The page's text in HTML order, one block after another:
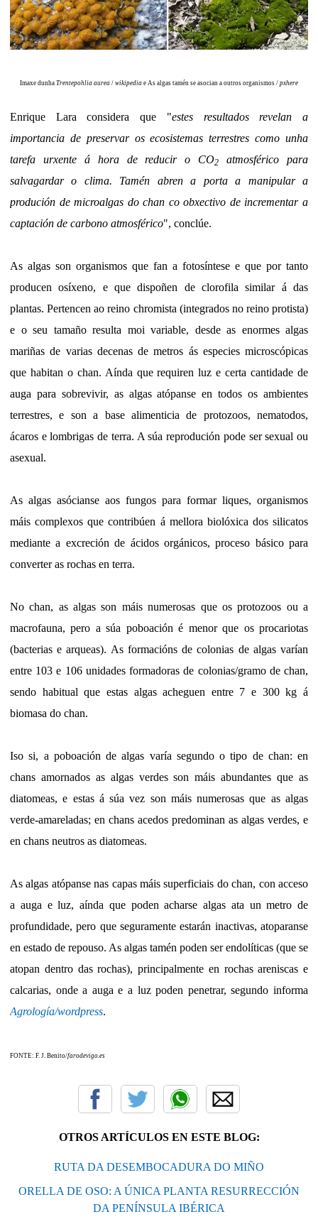
Imaxe dunha Trentepohlia aurea / wikipedia e As algas tamén se asocian a outros organismos / pxhere
Enrique Lara considera que "estes resultados revelan a
importancia de preservar os ecosistemas terrestres como unha
tarefa urxente á hora de reducir o CO2
atmosférico para
salvagardar o clima. Tamén abren a porta a manipular a
produción de microalgas do chan co obxectivo de incrementar a
captación de carbono atmosférico", conclúe.
As algas son organismos que fan a fotosíntese e que por tanto
producen osíxeno, e que dispoñen de clorofila similar á das
plantas. Pertencen ao reino chromista (integrados no reino protista)
e o seu tamaño resulta moi variable, desde as enormes algas
mariñas de varias decenas de metros ás especies microscópicas
que habitan o chan. Aínda que requiren luz e certa cantidade de
auga para sobrevivir, as algas atópanse en todos os ambientes
terrestres, e son a base alimenticia de protozoos, nematodos,
ácaros e lombrigas de terra. A súa reprodución pode ser sexual ou
asexual.
As algas asócianse aos fungos para formar liques, organismos
máis complexos que contribúen á mellora biolóxica dos silicatos
mediante a excreción de ácidos orgánicos, proceso básico para
converter as rochas en terra.
No chan, as algas son máis numerosas que os protozoos ou a
macrofauna, pero a súa poboación é menor que os procariotas
(bacterias e arqueas). As formacións de colonias de algas varían
entre 103 e 106 unidades formadoras de colonias/gramo de chan,
sendo habitual que estas algas acheguen entre 7 e 300 kg á
biomasa do chan.
Iso si, a poboación de algas varía segundo o tipo de chan: en
chans amornados as algas verdes son máis abundantes que as
diatomeas, e estas á súa vez son máis numerosas que as algas
verde-amareladas; en chans acedos predominan as algas verdes, e
en chans neutros as diatomeas.
As algas atópanse nas capas máis superficiais do chan, con acceso
a auga e luz, aínda que poden acharse algas ata un metro de
profundidade, pero que seguramente estarán inactivas, atoparanse
en estado de repouso. As algas tamén poden ser endolíticas (que se
atopan dentro das rochas), principalmente en rochas areniscas e
calcarias, onde a auga e a luz poden penetrar, segundo informa
Agrología/wordpress.
FONTE: F. J. Benito/farodevigo.es
OTROS ARTÍCULOS EN ESTE BLOG:
RUTA DA DESEMBOCADURA DO MIÑO
ORELLA DE OSO: A ÚNICA PLANTA RESURRECCIÓN
DA PENÍNSULA IBÉRICA